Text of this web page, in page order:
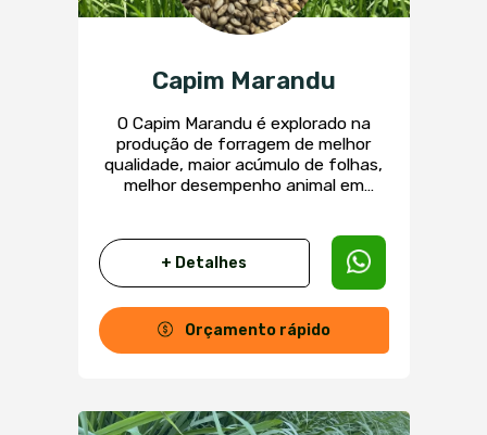
Capim Marandu
O Capim Marandu é explorado na
produção de forragem de melhor
qualidade, maior acúmulo de folhas,
melhor desempenho animal em
de solo, boa capacidade de
competição com invasoras, maior
tolerância à umidade e maior
resistência a cigarrinhas-das-
pastagens. Tem porte médio, com
altura entre 0,85m e 1,10m.
+ Detalhes
Orçamento rápido